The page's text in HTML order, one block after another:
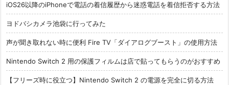
iOS26以降のiPhoneで電話の着信履歴から迷惑電話を着信拒否する方法
ヨドバシカメラ池袋に行ってみた
声が聞き取れない時に便利 Fire TV「ダイアログブースト」の使用方法
Nintendo Switch 2 用の保護フィルムは店で貼ってもらうのがおすすめ
【フリーズ時に役立つ】Nintendo Switch 2 の電源を完全に切る方法